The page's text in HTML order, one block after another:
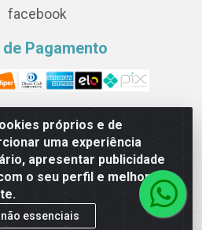
próprios e de
uma experiência
apresentar publicidade
o seu perfil e melhorar a
essenciais
facebook
Pagamento
- Avenida Setecentos, S/N,
Serra/ES - CEP 29161-414 -
0001-44